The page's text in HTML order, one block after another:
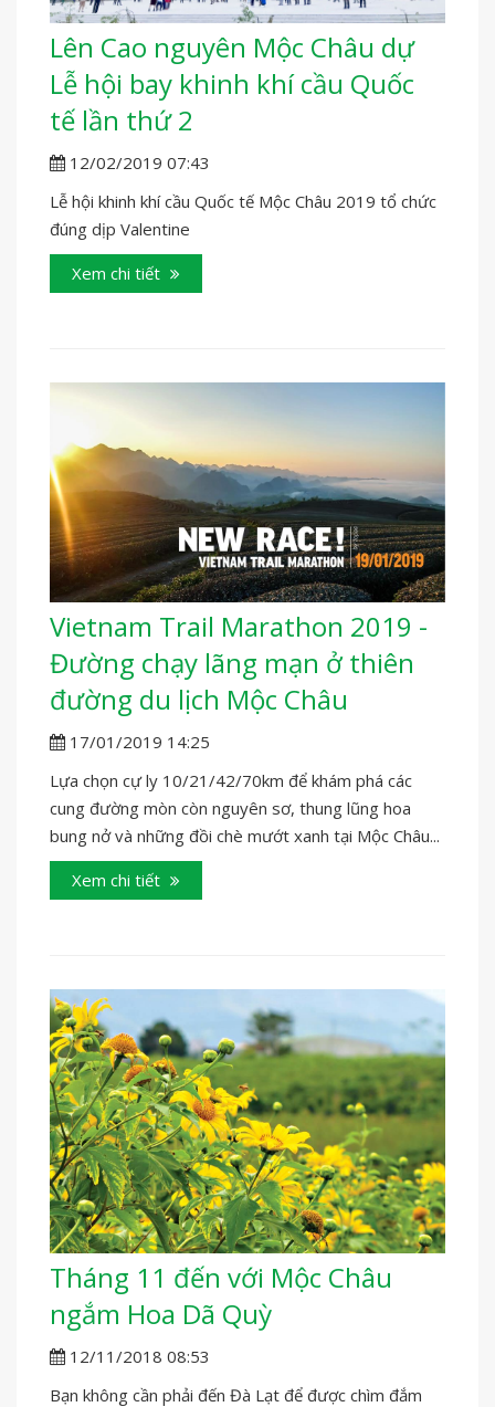
Lên Cao nguyên Mộc Châu dự
Lễ hội bay khinh khí cầu Quốc
tế lần thứ 2
12/02/2019 07:43
Lễ hội khinh khí cầu Quốc tế Mộc Châu 2019 tổ chức
đúng dịp Valentine
Xem chi tiết
Vietnam Trail Marathon 2019 -
Đường chạy lãng mạn ở thiên
đường du lịch Mộc Châu
17/01/2019 14:25
Lựa chọn cự ly 10/21/42/70km để khám phá các
cung đường mòn còn nguyên sơ, thung lũng hoa
bung nở và những đồi chè mướt xanh tại Mộc Châu...
Xem chi tiết
Tháng 11 đến với Mộc Châu
ngắm Hoa Dã Quỳ
12/11/2018 08:53
Bạn không cần phải đến Đà Lạt để được chìm đắm